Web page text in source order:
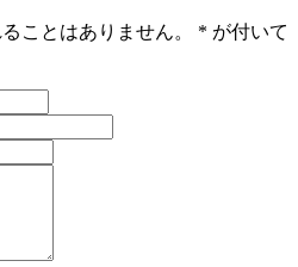
ことはありません。 * が付いて